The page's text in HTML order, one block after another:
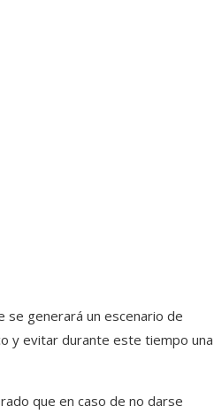
se generará un escenario de
y evitar durante este tiempo una
que en caso de no darse